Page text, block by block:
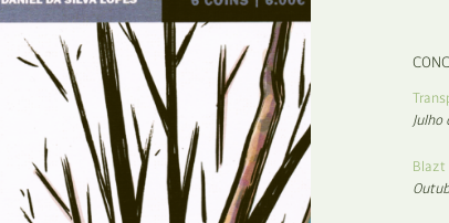
Concursos
Curtas
Edição Digital
Edição Portuguesa
Julho
Blazt